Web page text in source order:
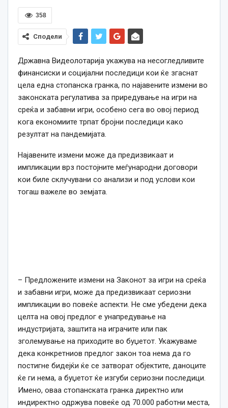
358
Сподели
Државна Видеолотарија укажува на несогледливите
финансиски и социјални последици кои ќе згаснат
цела една стопанска гранка, по најавените измени во
законската регулатива за приредување на игри на
среќа и забавни игри, особено сега во овој период
кога економиите трпат бројни последици како
резултат на пандемијата.
Најавените измени може да предизвикаат и
импликации врз постојните меѓународни договори
кои биле склучувани со анализи и под услови кои
тогаш важеле во земјата.
– Предложените измени на Законот за игри на среќа
и забавни игри, може да предизвикаат сериозни
импликации во повеќе аспекти. Не сме убедени дека
целта на овој предлог е унапредување на
индустријата, заштита на играчите или пак
зголемување на приходите во буџетот. Укажуваме
дека конкретниов предлог закон тоа нема да го
постигне бидејќи ќе се затворат објектите, даноците
ќе ги нема, а буџетот ќе изгуби сериозни последици.
Имено, оваа стопанската гранка директно или
индиректно одржува повеќе од 70.000 работни места,